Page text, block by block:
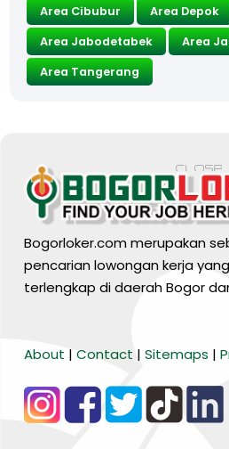
Area Cibubur
Area Depok
Area Jabodetabek
Area
Area Tangerang
Bogorloker.com merupakan
pencarian lowongan kerja
terlengkap di daerah Bogor
About | Contact | Sitemaps |